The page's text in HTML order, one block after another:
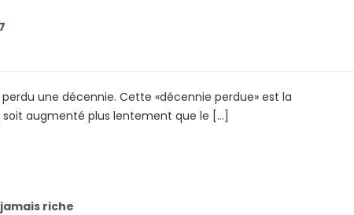
une décennie. Cette «décennie perdue» est la
soit augmenté plus lentement que le […]
riche